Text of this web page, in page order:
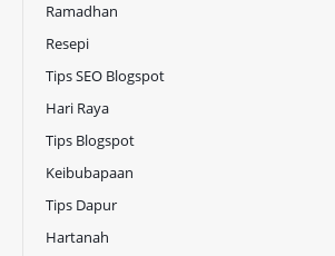
Ramadhan
Resepi
Tips SEO Blogspot
Hari Raya
Tips Blogspot
Keibubapaan
Tips Dapur
Hartanah